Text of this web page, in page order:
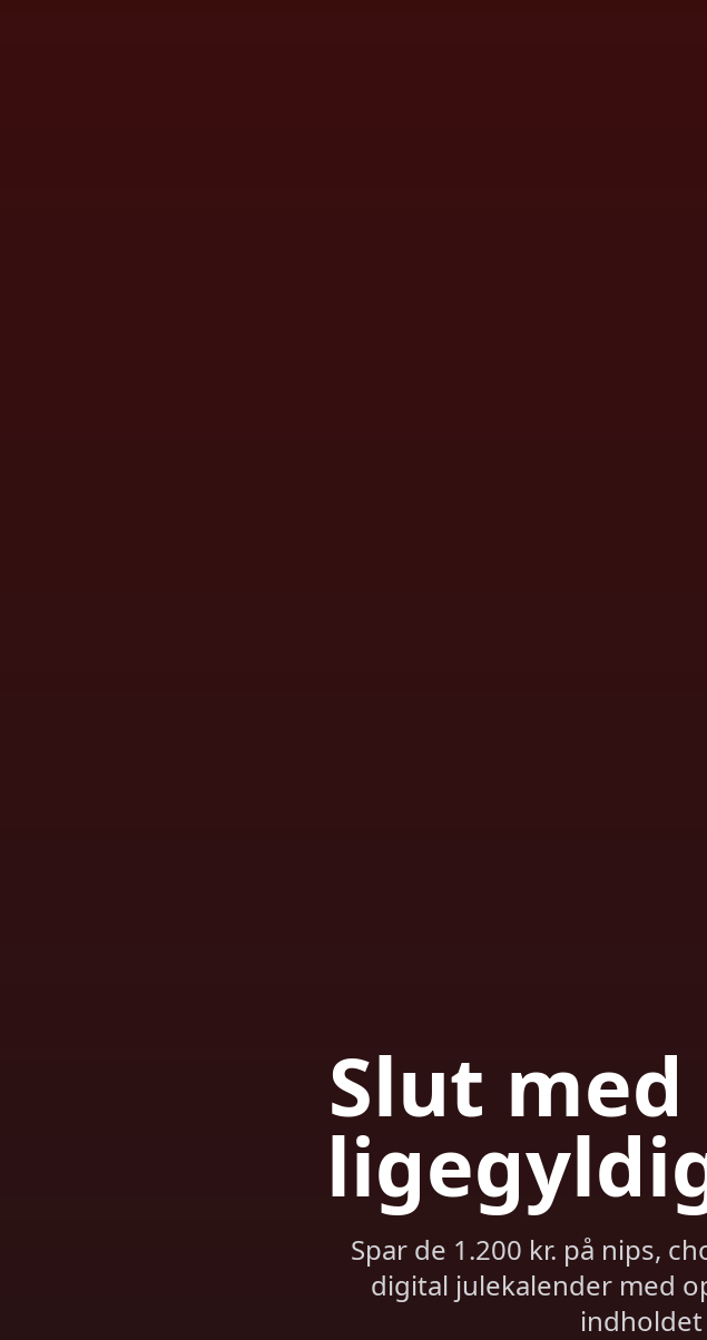
Slut
Spar de 1.200 kr. på nips,
digital julekalender med